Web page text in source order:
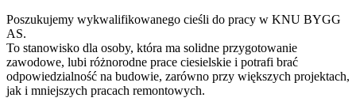
Poszukujemy wykwalifikowanego cieśli do pracy w KNU BYGG
AS.
To stanowisko dla osoby, która ma solidne przygotowanie
zawodowe, lubi różnorodne prace ciesielskie i potrafi brać
odpowiedzialność na budowie, zarówno przy większych projektach,
jak i mniejszych pracach remontowych.